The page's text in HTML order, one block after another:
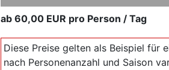
ab 60,00 EUR pro Person / Tag
Diese Preise gelten als Beispiel für
nach Personenanzahl und Saison